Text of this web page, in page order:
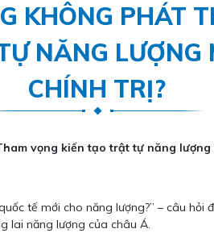
KHÔNG PHÁT
NĂNG LƯỢNG
CHÍNH TRỊ?
vọng kiến tạo trật tự năng
tế mới cho năng lượng?” – câu hỏi
lai năng lượng của châu Á.